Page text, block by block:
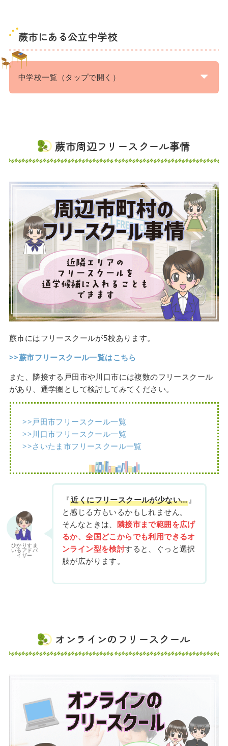
蕨市にある公立中学校
中学校一覧（タップで開く）
蕨市周辺フリースクール事情
蕨市にはフリースクールが5校あります。
>>蕨市フリースクール一覧はこちら
また、隣接する戸田市や川口市には複数のフリースクール
があり、通学圏として検討してみてください。
>>戸田市フリースクール一覧
>>川口市フリースクール一覧
>>さいたま市フリースクール一覧
ひかりすま
いるアドバ
イザー
『近くにフリースクールが少ない…』
と感じる方もいるかもしれません。
そんなときは、 隣接市まで範囲を広げ
るか、全国どこからでも利用できるオ
ンライン型を検討すると、ぐっと選択
肢が広がります。
オンラインのフリースクール